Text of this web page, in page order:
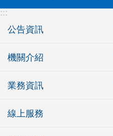
:::
公告資訊
機關介紹
業務資訊
線上服務